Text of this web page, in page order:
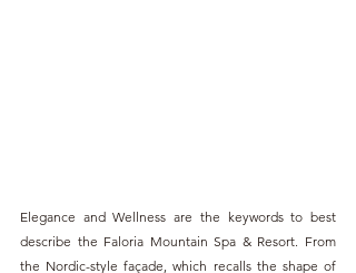
Elegance and Wellness are the keywords to best
describe the Faloria Mountain Spa & Resort. From
the Nordic-style façade, which recalls the shape of